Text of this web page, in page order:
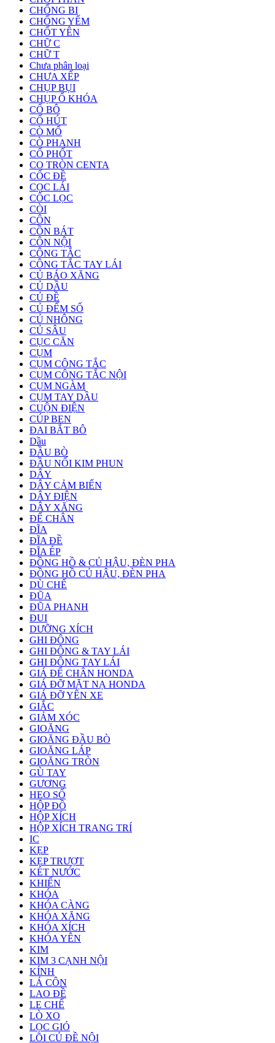
CHỐNG BI
CHỐNG YẾM
CHỐT YÊN
CHỮ C
CHỮ T
Chưa phân loại
CHƯA XẾP
CHỤP BỤI
CHỤP Ổ KHÓA
CỔ BÔ
CỔ HÚT
CÒ MỔ
CÒ PHANH
CỔ PHỐT
CO TRÒN CENTA
CỐC ĐỀ
CỌC LÁI
CỐC LỌC
CÒI
CÔN
CỒN BÁT
CÔN NỘI
CÔNG TẮC
CÔNG TẮC TAY LÁI
CỦ BÁO XĂNG
CỦ DẦU
CỦ ĐỀ
CỦ ĐẾM SỐ
CỦ NHÔNG
CỦ SÂU
CỤC CĂN
CỤM
CỤM CÔNG TẮC
CỤM CÔNG TẮC NỘI
CỤM NGÀM
CỤM TAY DẦU
CUỘN ĐIỆN
CÚP BEN
ĐAI BẮT BÔ
Dầu
ĐẦU BÒ
ĐẦU NỐI KIM PHUN
DÂY
DÂY CẢM BIẾN
DÂY ĐIỆN
DÂY XĂNG
ĐỂ CHÂN
ĐĨA
ĐĨA ĐỀ
ĐĨA ÉP
ĐỒNG HỒ & CỦ HẬU, ĐÈN PHA
ĐỒNG HỒ CỦ HẬU, ĐÈN PHA
DÙ CHẾ
ĐŨA
ĐŨA PHANH
ĐUI
DƯỠNG XÍCH
GHI ĐÔNG
GHI ĐÔNG & TAY LÁI
GHI ĐÔNG TAY LÁI
GIÁ ĐỂ CHÂN HONDA
GIÁ ĐỠ MẶT NẠ HONDA
GIÁ ĐỠ YÊN XE
GIẮC
GIẢM XÓC
GIOĂNG
GIOĂNG ĐẦU BÒ
GIOĂNG LÁP
GIOĂNG TRÒN
GÙ TAY
GƯƠNG
HEO SỐ
HỘP ĐỒ
HỘP XÍCH
HỘP XÍCH TRANG TRÍ
IC
KẸP
KẸP TRƯỢT
KÉT NƯỚC
KHIỂN
KHÓA
KHÓA CÀNG
KHÓA XĂNG
KHÓA XÍCH
KHÓA YÊN
KIM
KIM 3 CẠNH NỘI
KÍNH
LÁ CÔN
LAO ĐỀ
LE CHẾ
LÒ XO
LỌC GIÓ
LÕI CỦ ĐỀ NỘI